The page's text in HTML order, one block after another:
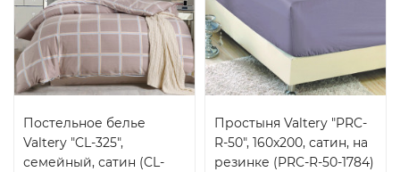
Постельное белье
Valtery "CL-325",
семейный, сатин (CL-
Простыня Valtery "PRC-
R-50", 160x200, сатин, на
резинке (PRC-R-50-1784)